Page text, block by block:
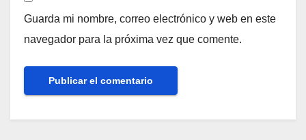
Guarda mi nombre, correo electrónico y web en este
navegador para la próxima vez que comente.